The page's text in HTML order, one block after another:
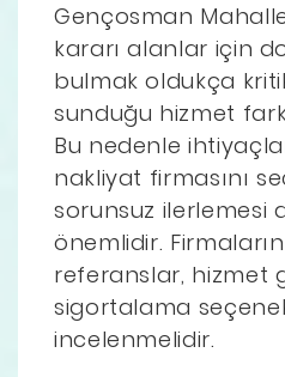
Gençosman
kararı alanlar için
bulmak oldukça
sunduğu hizmet
Bu nedenle
nakliyat firmasını
sorunsuz ilerlemesi
önemlidir.
referanslar, hizmet
sigortalama
incelenmelidir.